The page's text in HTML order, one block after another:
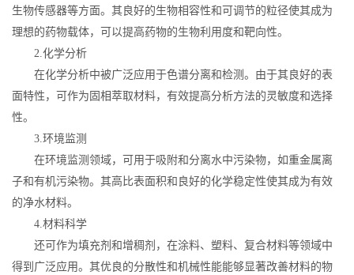
生物传感器等方面。其良好的生物相容性和可调节的粒径使其成为
理想的药物载体，可以提高药物的生物利用度和靶向性。
2.化学分析
在化学分析中被广泛应用于色谱分离和检测。由于其良好的表
面特性，可作为固相萃取材料，有效提高分析方法的灵敏度和选择
性。
3.环境监测
在环境监测领域，可用于吸附和分离水中污染物，如重金属离
子和有机污染物。其高比表面积和良好的化学稳定性使其成为有效
的净水材料。
4.材料科学
还可作为填充剂和增稠剂，在涂料、塑料、复合材料等领域中
得到广泛应用。其优良的分散性和机械性能能够显著改善材料的物